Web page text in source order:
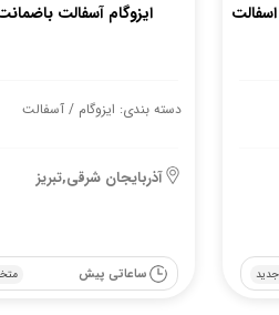
ایزوگام آسفالت باضمانت
دسته بندی: ایزوگام / آسفالت
آذربایجان شرقی,تبریز
ساعاتی پیش